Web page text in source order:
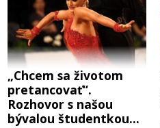
„Chcem sa životom
pretancovať“.
Rozhovor s našou
bývalou študentkou